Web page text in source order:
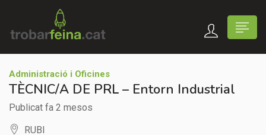
Administració i Oficines
TÈCNIC/A DE PRL – Entorn Industrial
Publicat fa 2 mesos
RUBI